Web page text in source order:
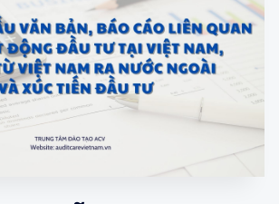
Search Audit Care Việt Nam